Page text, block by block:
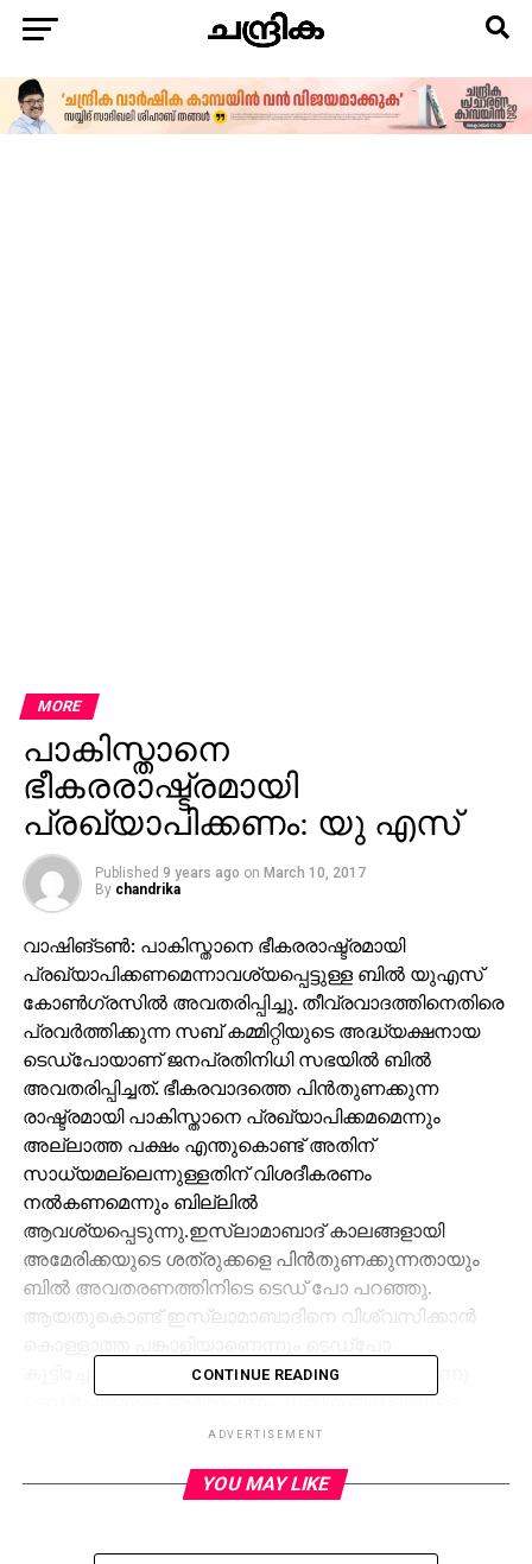
MORE
പാകിസ്താനെ
ഭീകരരാഷ്ട്രമായി
പ്രഖ്യാപിക്കണം: യു എസ്
Published 9 years ago on March 10, 2017
By chandrika
വാഷിങ്ടണ്‍: പാകിസ്താനെ ഭീകരരാഷ്ട്രമായി
പ്രഖ്യാപിക്കണമെന്നാവശ്യപ്പെട്ടുള്ള ബില്‍ യുഎസ്
കോണ്‍ഗ്രസില്‍ അവതരിപ്പിച്ചു. തീവ്രവാദത്തിനെതിരെ
പ്രവര്‍ത്തിക്കുന്ന സബ് കമ്മിറ്റിയുടെ അദ്ധ്യക്ഷനായ
ടെഡ്‌പോയാണ് ജനപ്രതിനിധി സഭയില്‍ ബില്‍
അവതരിപ്പിച്ചത്. ഭീകരവാദത്തെ പിന്‍തുണക്കുന്ന
രാഷ്ട്രമായി പാകിസ്താനെ പ്രഖ്യാപിക്കമമെന്നും
അല്ലാത്ത പക്ഷം എന്തുകൊണ്ട് അതിന്
സാധ്യമല്ലെന്നുള്ളതിന് വിശദീകരണം
നല്‍കണമെന്നും ബില്ലില്‍
ആവശ്യപ്പെടുന്നു.ഇസ്‌ലാമാബാദ് കാലങ്ങളായി
അമേരിക്കയുടെ ശത്രുക്കളെ പിന്‍തുണക്കുന്നതായും
ബില്‍ അവതരണത്തിനിടെ ടെഡ് പോ പറഞ്ഞു.
ആയതുകൊണ്ട് ഇസ്‌ലാമാബാദിനെ വിശ്വസിക്കാന്‍
കൂട്ടിച്ചേര്‍ത്തു. ബിന്‍ലാദനെ ചൂണ്ടിക്കാട്ടിയായിരുന്നു
ടെഡ്‌പോയുടെ ആരോപണം.പുതിയ ബില്ലിലൂടെ
ഇസ്‌ലാമാബാദുമായുളള അമേരിക്കന്‍ ബന്ധം
സൂചനയുണ്ട്.
CONTINUE READING
ADVERTISEMENT
YOU MAY LIKE